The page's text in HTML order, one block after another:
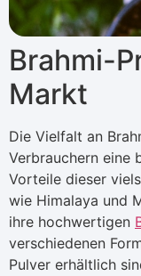
Brahmi-
Markt
Die Vielfalt an
Verbrauchern eine
Vorteile dieser
wie Himalaya und
ihre hochwertigen
verschiedenen
Pulver erhältlich